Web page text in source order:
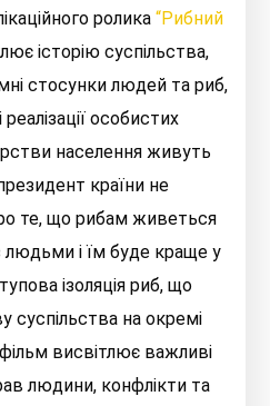
ролика“Рибний
історію суспільства,
стосунки людей та риб,
особистих
населення живуть
країни не
те, що рибам живеться
і їм буде краще у
ізоляція риб, що
суспільства на окремі
висвітлює важливі
людини, конфлікти та